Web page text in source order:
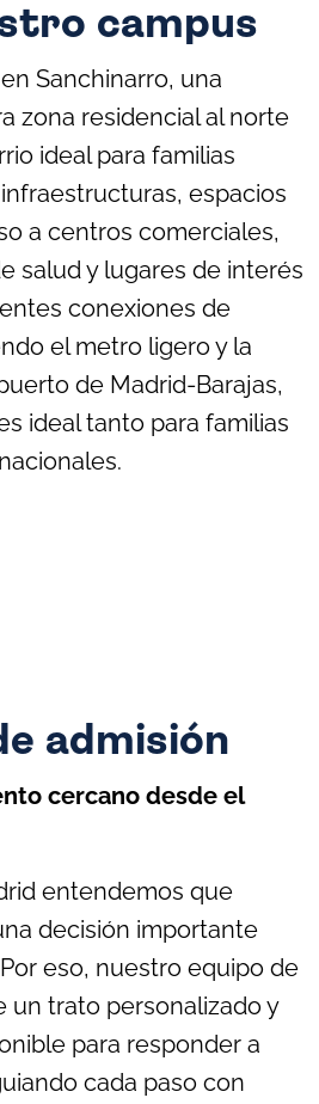
campus
Sanchinarro, una
zona residencial al norte
ideal para familias
espacios
a centros comerciales,
salud y lugares de interés
conexiones de
el metro ligero y la
de Madrid-Barajas,
ideal tanto para familias
admisión
cercano desde el
entendemos que
decisión importante
eso, nuestro equipo de
un trato personalizado y
para responder a
cada paso con